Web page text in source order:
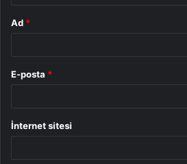
Ad *
E-posta *
İnternet sitesi